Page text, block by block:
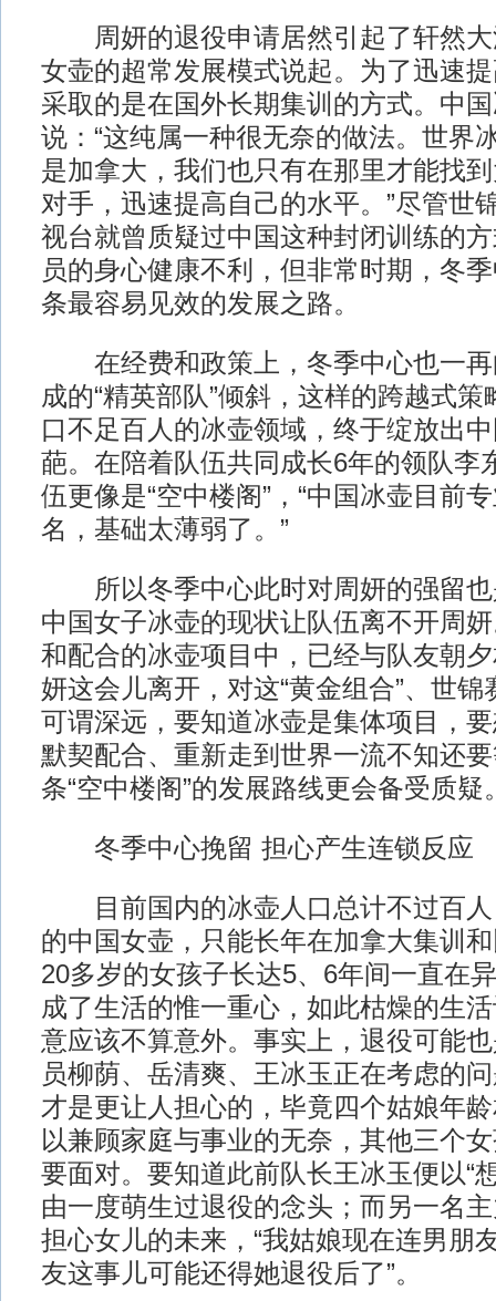
周妍的退役申请居然引起了轩然大
女壶的超常发展模式说起。为了迅速
采取的是在国外长期集训的方式。中
说：“这纯属一种很无奈的做法。世界
是加拿大，我们也只有在那里才能找
对手，迅速提高自己的水平。”尽管世
视台就曾质疑过中国这种封闭训练的
员的身心健康不利，但非常时期，冬
条最容易见效的发展之路。
在经费和政策上，冬季中心也一再
成的“精英部队”倾斜，这样的跨越式
口不足百人的冰壶领域，终于绽放出
葩。在陪着队伍共同成长6年的领队李
伍更像是“空中楼阁”，“中国冰壶目前
名，基础太薄弱了。”
所以冬季中心此时对周妍的强留也
中国女子冰壶的现状让队伍离不开周
和配合的冰壶项目中，已经与队友朝
妍这会儿离开，对这“黄金组合”、世
可谓深远，要知道冰壶是集体项目，
默契配合、重新走到世界一流不知还
条“空中楼阁”的发展路线更会备受质疑
冬季中心挽留 担心产生连锁反应
目前国内的冰壶人口总计不过百人
的中国女壶，只能长年在加拿大集训
20多岁的女孩子长达5、6年间一直在
成了生活的惟一重心，如此枯燥的生
意应该不算意外。事实上，退役可能
员柳荫、岳清爽、王冰玉正在考虑的
才是更让人担心的，毕竟四个姑娘年
以兼顾家庭与事业的无奈，其他三个
要面对。要知道此前队长王冰玉便以“
由一度萌生过退役的念头；而另一名
担心女儿的未来，“我姑娘现在连男朋
友这事儿可能还得她退役后了”。